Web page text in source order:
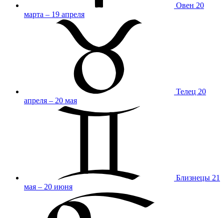
Овен 20
марта – 19 апреля
Телец 20
апреля – 20 мая
Близнецы 21
мая – 20 июня